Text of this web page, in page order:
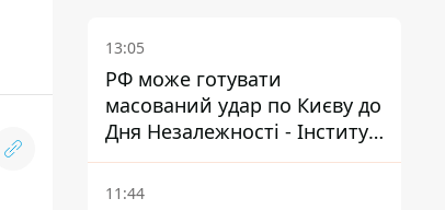
13:05
РФ може готувати
масований удар по Києву до
Дня Незалежності - Інститут
вивчення війни
11:44